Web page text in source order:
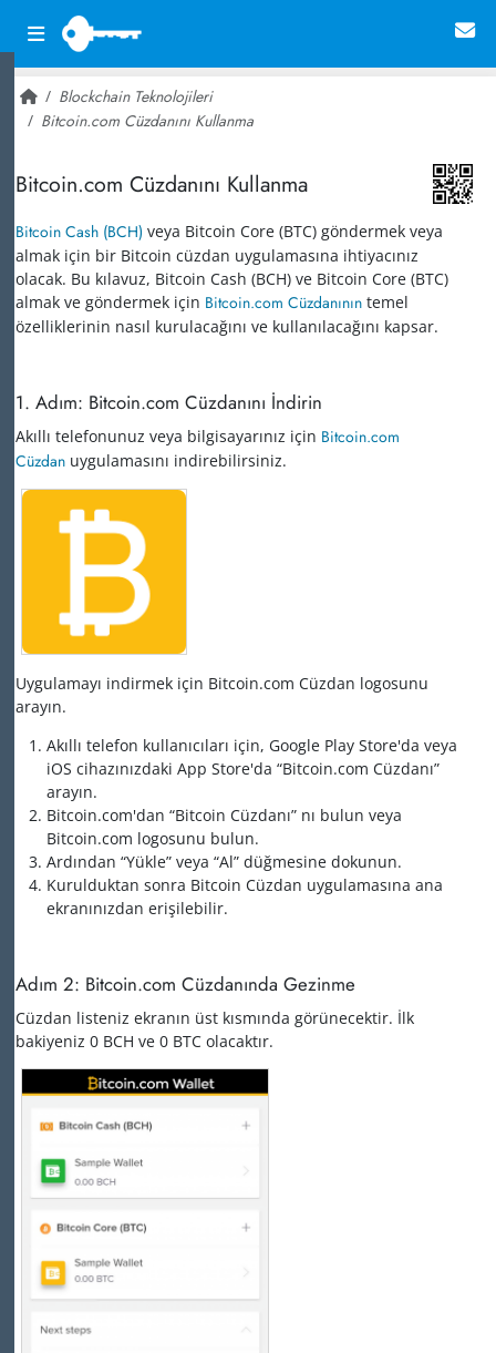
Blockchain Teknolojileri
Bitcoin.com Cüzdanını Kullanma
Bitcoin.com Cüzdanını Kullanma
Bitcoin Cash (BCH) veya Bitcoin Core (BTC) göndermek veya
almak için bir Bitcoin cüzdan uygulamasına ihtiyacınız
olacak. Bu kılavuz, Bitcoin Cash (BCH) ve Bitcoin Core (BTC)
almak ve göndermek için Bitcoin.com Cüzdanının temel
özelliklerinin nasıl kurulacağını ve kullanılacağını kapsar.
1. Adım: Bitcoin.com Cüzdanını İndirin
Akıllı telefonunuz veya bilgisayarınız için Bitcoin.com
Cüzdan uygulamasını indirebilirsiniz.
Uygulamayı indirmek için Bitcoin.com Cüzdan logosunu
arayın.
Akıllı telefon kullanıcıları için, Google Play Store'da veya
iOS cihazınızdaki App Store'da “Bitcoin.com Cüzdanı”
arayın.
Bitcoin.com'dan “Bitcoin Cüzdanı” nı bulun veya
Bitcoin.com logosunu bulun.
Ardından “Yükle” veya “Al” düğmesine dokunun.
Kurulduktan sonra Bitcoin Cüzdan uygulamasına ana
ekranınızdan erişilebilir.
Adım 2: Bitcoin.com Cüzdanında Gezinme
Cüzdan listeniz ekranın üst kısmında görünecektir. İlk
bakiyeniz 0 BCH ve 0 BTC olacaktır.